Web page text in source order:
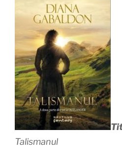
Talismanul